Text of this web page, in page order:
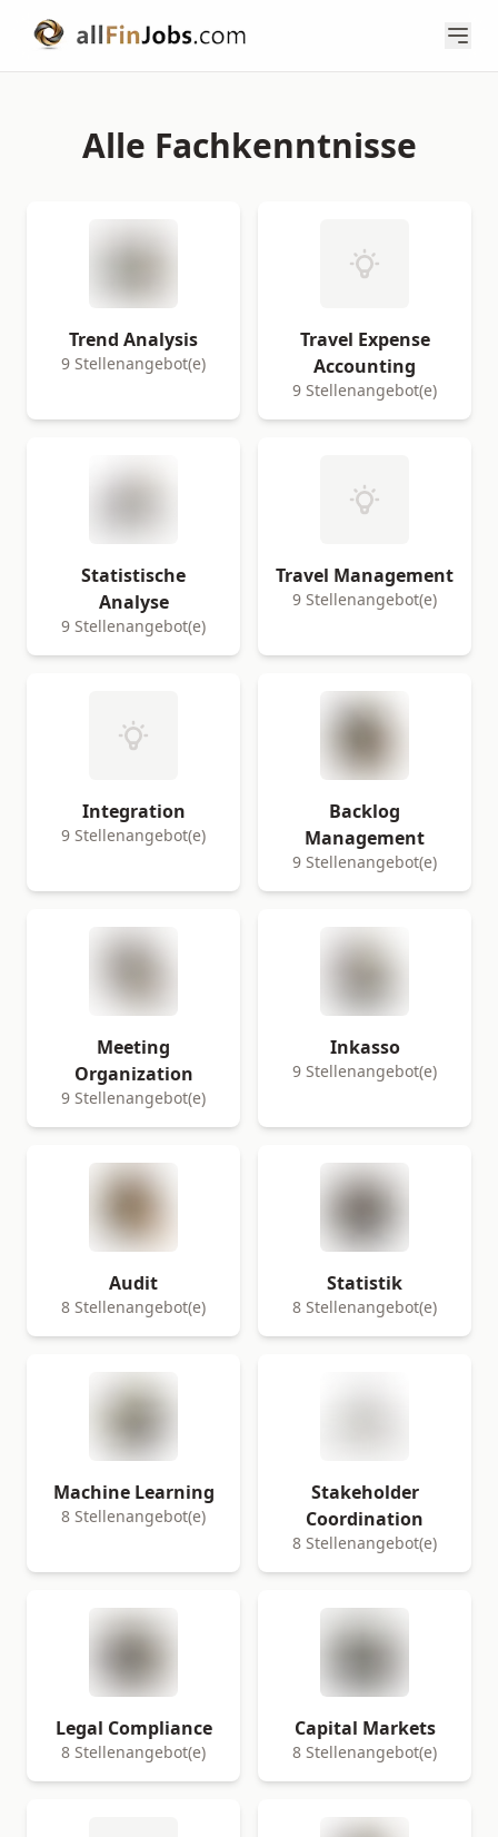
Alle Fachkenntnisse
Trend Analysis
9 Stellenangebot(e)
Travel Expense
Accounting
9 Stellenangebot(e)
Statistische
Analyse
9 Stellenangebot(e)
Travel Management
9 Stellenangebot(e)
Integration
9 Stellenangebot(e)
Backlog
Management
9 Stellenangebot(e)
Meeting
Organization
9 Stellenangebot(e)
Inkasso
9 Stellenangebot(e)
Audit
8 Stellenangebot(e)
Statistik
8 Stellenangebot(e)
Machine Learning
8 Stellenangebot(e)
Stakeholder
Coordination
8 Stellenangebot(e)
Legal Compliance
8 Stellenangebot(e)
Capital Markets
8 Stellenangebot(e)